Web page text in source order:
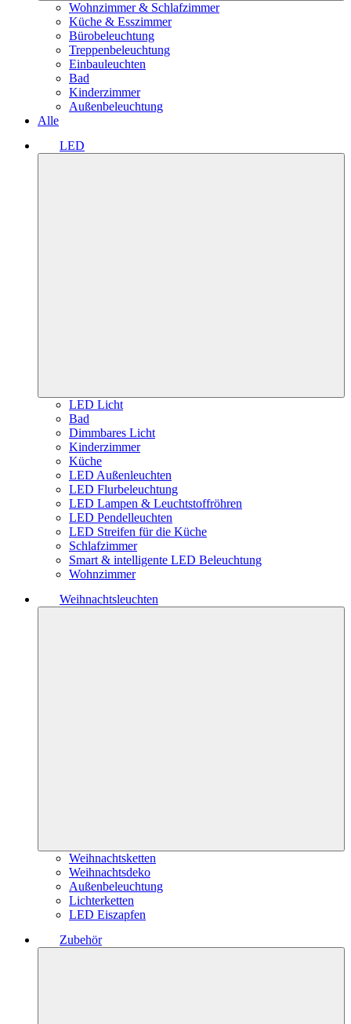
Wohnzimmer & Schlafzimmer
Küche & Esszimmer
Bürobeleuchtung
Treppenbeleuchtung
Einbauleuchten
Bad
Kinderzimmer
Außenbeleuchtung
Alle
LED
LED Licht
Bad
Dimmbares Licht
Kinderzimmer
Küche
LED Außenleuchten
LED Flurbeleuchtung
LED Lampen & Leuchtstoffröhren
LED Pendelleuchten
LED Streifen für die Küche
Schlafzimmer
Smart & intelligente LED Beleuchtung
Wohnzimmer
Weihnachtsleuchten
Weihnachtsketten
Weihnachtsdeko
Außenbeleuchtung
Lichterketten
LED Eiszapfen
Zubehör